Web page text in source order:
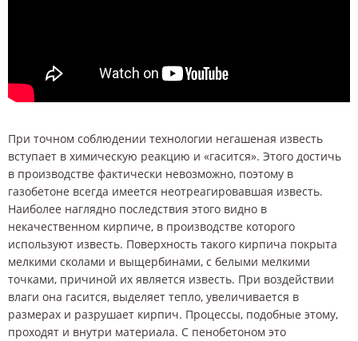
При точном соблюдении технологии негашеная известь
вступает в химическую реакцию и «гасится». Этого достичь
в производстве фактически невозможно, поэтому в
газобетоне всегда имеется неотреагировавшая известь.
Наиболее наглядно последствия этого видно в
некачественном кирпиче, в производстве которого
используют известь. Поверхность такого кирпича покрыта
мелкими сколами и выщербинами, с белыми мелкими
точками, причиной их является известь. При воздействии
влаги она гасится, выделяет тепло, увеличивается в
размерах и разрушает кирпич. Процессы, подобные этому,
проходят и внутри материала. С пенобетоном это